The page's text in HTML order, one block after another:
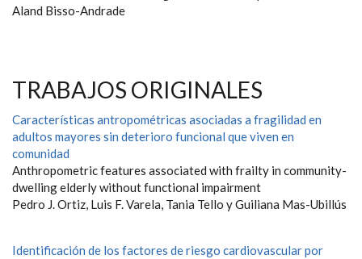
Aland Bisso-Andrade
TRABAJOS ORIGINALES
Características antropométricas asociadas a fragilidad en
adultos mayores sin deterioro funcional que viven en
comunidad
Anthropometric features associated with frailty in community-
dwelling elderly without functional impairment
Pedro J. Ortiz, Luis F. Varela, Tania Tello y Guiliana Mas-Ubillús
Identificación de los factores de riesgo cardiovascular por